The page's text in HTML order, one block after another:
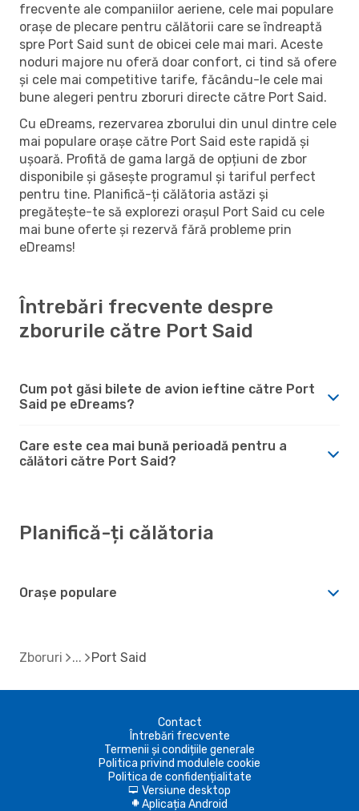
frecvente ale companiilor aeriene, cele mai populare
orașe de plecare pentru călătorii care se îndreaptă
spre Port Said sunt de obicei cele mai mari. Aceste
noduri majore nu oferă doar confort, ci tind să ofere
și cele mai competitive tarife, făcându-le cele mai
bune alegeri pentru zboruri directe către Port Said.
Cu eDreams, rezervarea zborului din unul dintre cele
mai populare orașe către Port Said este rapidă și
ușoară. Profită de gama largă de opțiuni de zbor
disponibile și găsește programul și tariful perfect
pentru tine. Planifică-ți călătoria astăzi și
pregătește-te să explorezi orașul Port Said cu cele
mai bune oferte și rezervă fără probleme prin
eDreams!
Întrebări frecvente despre
zborurile către Port Said
Cum pot găsi bilete de avion ieftine către Port
Said pe eDreams?
Care este cea mai bună perioadă pentru a
călători către Port Said?
Planifică-ți călătoria
Orașe populare
Zboruri Port Said
Contact
Întrebări frecvente
Termenii și condițiile generale
Politica privind modulele cookie
Politica de confidențialitate
d Versiune desktop
A Aplicația Android